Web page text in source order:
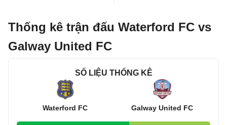
Thống kê trận đấu Waterford FC vs
Galway United FC
SỐ LIỆU THỐNG KÊ
Waterford FC Galway United FC